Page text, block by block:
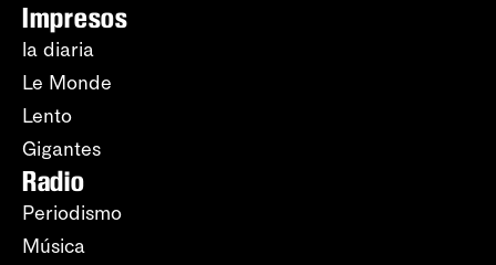
Impresos
la diaria
Le Monde
Lento
Gigantes
Radio
Periodismo
Música